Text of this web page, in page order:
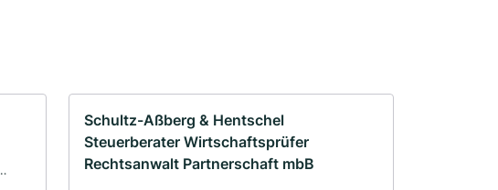
Schultz-Aßberg & Hentschel
Steuerberater Wirtschaftsprüfer
Rechtsanwalt Partnerschaft mbB